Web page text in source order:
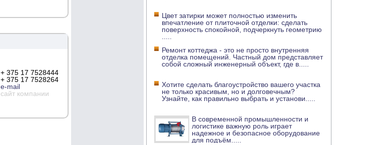
+ 375 17 7528444
+ 375 17 7528264
e-mail
сайт компании
Цвет затирки может полностью изменить
впечатление от плиточной отделки: сделать
поверхность спокойной, подчеркнуть геометрию
Ремонт коттеджа - это не просто внутренняя
отделка помещений. Частный дом представляет
собой сложный инженерный объект, где в
Хотите сделать благоустройство вашего участка
не только красивым, но и долговечным?
Узнайте, как правильно выбрать и установи
В современной промышленности и
логистике важную роль играет
надежное и безопасное оборудование
для подъём